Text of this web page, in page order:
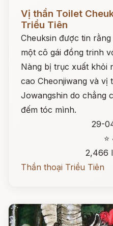
Đọc ngay
Vị thần Toilet
Triều Tiên
Cheuksin được tin
một cô gái đồng trinh
Nàng bị trục xuất khỏi
cao Cheonjiwang và vị
Jowangshin do chẳng
đếm tóc mình.
29-
2,466
Thần thoại Triều Tiên